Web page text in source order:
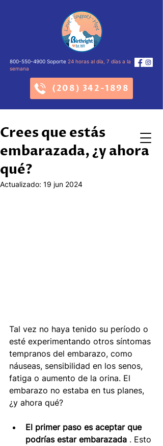
800-550-4900 Soporte 24 horas al día, 7 días a la
semana
(208) 342-1898
Crees que estás
embarazada, ¿y ahora
qué?
Actualizado: 19 jun 2024
Tal vez no haya tenido su período o
esté experimentando otros síntomas
tempranos del embarazo, como
náuseas, sensibilidad en los senos,
fatiga o aumento de la orina. El
embarazo no estaba en tus planes,
¿y ahora qué?
El primer paso es aceptar que
podrías estar embarazada . Esto